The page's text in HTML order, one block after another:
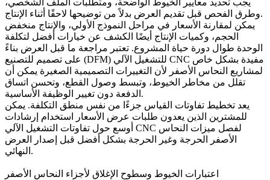
يجب تحديد معايير الخيوط الواضحة، ومتطلبات الملف الشخصي،
وطرق الفحص قبل تقديم العرض بدلاً من توضيحها لاحقًا أثناء الإنتاج.
يمكن لمقارنة الأسعار في مراحل النموذج الأولي، والإنتاج منخفض
الحجم، وكميات الإنتاج أيضًا الكشف عن خيارات أفضل لتكلفة
الوحدة طوال دورة حياة المشروع. تعتبر مراجعة ما قبل العرض بناءً
على
تصميم للتصنيع (DFM) للتشغيل الآلي CNC
لمشاريع النحاس الأصفر لأن التغييرات التصميمية الصغيرة يمكن أن
تقلل من مخاطر الخيوط، وتبسط وصول القطع، وتحسن اتساق
الدفعة دون تغيير الوظيفة الأساسية.
يعد تخطيط تفاوتات القياس جزءًا من نفس منطق التكلفة. يمكن
للمشترين الذين يعدون طلبات عرض الأسعار استخدام إرشادات
أوسع حول تفاوتات التشغيل الآلي CNC
الأصفر الحرجة وغير الحرجة بشكل أفضل قبل إصدار العرض
النهائي.
اعتبارات الخيوط وسطوح الإغلاق لأجزاء النحاس الأصفر